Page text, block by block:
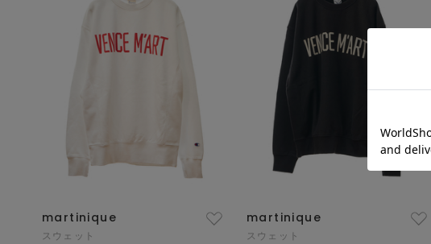
martinique
スウェット
martinique
スウェット